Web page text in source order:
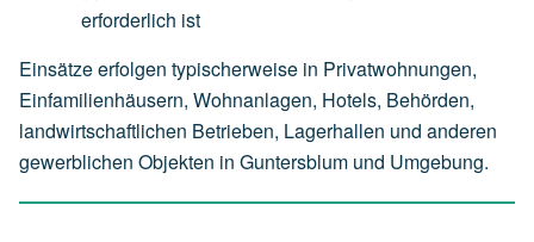
erforderlich ist
Einsätze erfolgen typischerweise in Privatwohnungen,
Einfamilienhäusern, Wohnanlagen, Hotels, Behörden,
landwirtschaftlichen Betrieben, Lagerhallen und anderen
gewerblichen Objekten in Guntersblum und Umgebung.